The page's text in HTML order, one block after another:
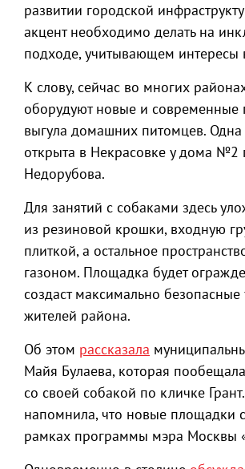
развитии городской
акцент необходимо делать на
подходе, учитывающем интересы
К слову, сейчас во многих
оборудуют новые и современные
выгула домашних питомцев. Одна
открыта в Некрасовке у дома №2
Недорубова.
Для занятий с собаками здесь
из резиновой крошки, входную
плиткой, а остальное
газоном. Площадка будет
создаст максимально безопасные
жителей района.
Об этом рассказала
Майя Булаева, которая
со своей собакой по кличке
напомнила, что новые площадки
рамках программы мэра Москвы